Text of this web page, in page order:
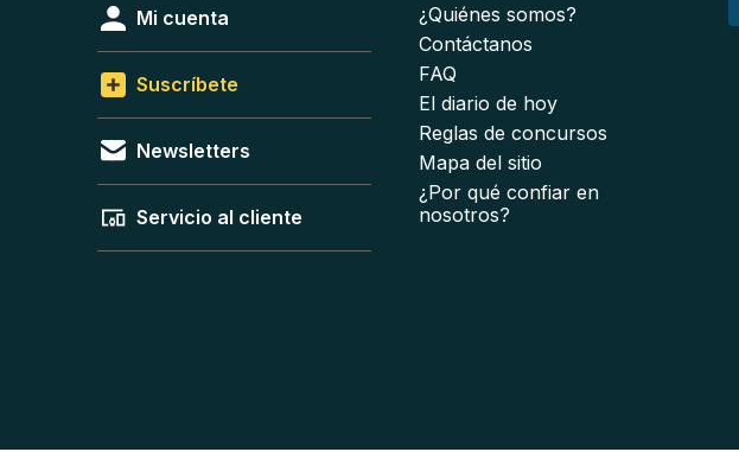
Mi cuenta
Suscríbete
Newsletters
Servicio al cliente
¿Quiénes somos?
Contáctanos
FAQ
El diario de hoy
Reglas de concursos
Mapa del sitio
¿Por qué confiar en
nosotros?